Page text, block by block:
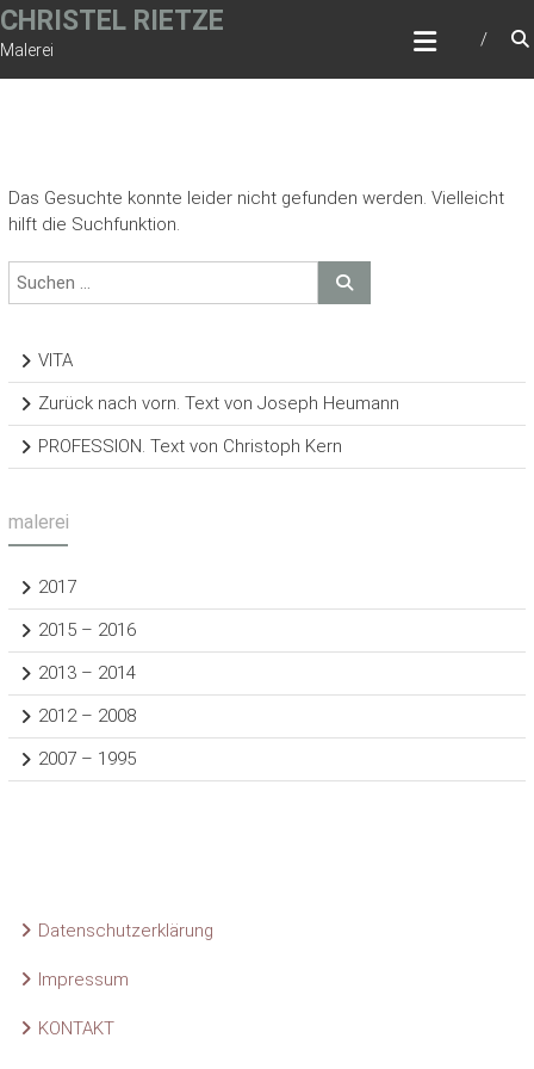
Zum
Inhalt
CHRISTEL RIETZE
Malerei
Das Gesuchte konnte leider nicht gefunden werden. Vielleicht
hilft die Suchfunktion.
VITA
Zurück nach vorn. Text von Joseph Heumann
PROFESSION. Text von Christoph Kern
malerei
2017
2015 – 2016
2013 – 2014
2012 – 2008
2007 – 1995
Datenschutzerklärung
Impressum
KONTAKT